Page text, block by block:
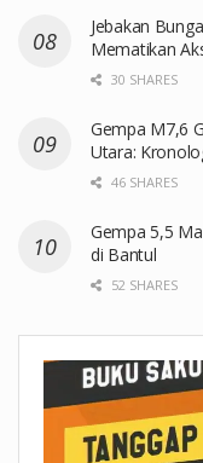
Jebakan
Mematikan
30 SHARES
Gempa M7,6
Utara:
46 SHARES
Gempa 5,5
di Bantul
52 SHARES